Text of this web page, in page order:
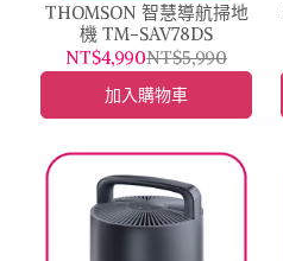
THOMSON 智慧導航掃地
機 TM-SAV78DS
NT$4,990NT$5,990
加入購物車